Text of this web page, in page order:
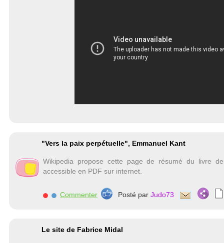
"Vers la paix perpétuelle", Emmanuel Kant
Wikipedia propose cette page de résumé du livre
accessible en PDF sur internet.
Commenter Posté par Judo73
Le site de Fabrice Midal